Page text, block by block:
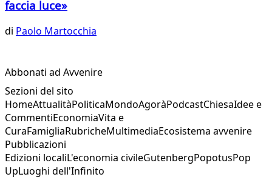
faccia luce»
di Paolo Martocchia
Abbonati ad Avvenire
Sezioni del sito
HomeAttualitàPoliticaMondoAgoràPodcastChiesaIdee e
CommentiEconomiaVita e
CuraFamigliaRubricheMultimediaEcosistema avvenire
Pubblicazioni
Edizioni localiL'economia civileGutenbergPopotusPop
UpLuoghi dell'Infinito